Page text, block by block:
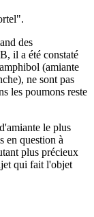
des
il a été constaté
(amiante
ne sont pas
les poumons reste
le plus
en question à
plus précieux
qui fait l'objet